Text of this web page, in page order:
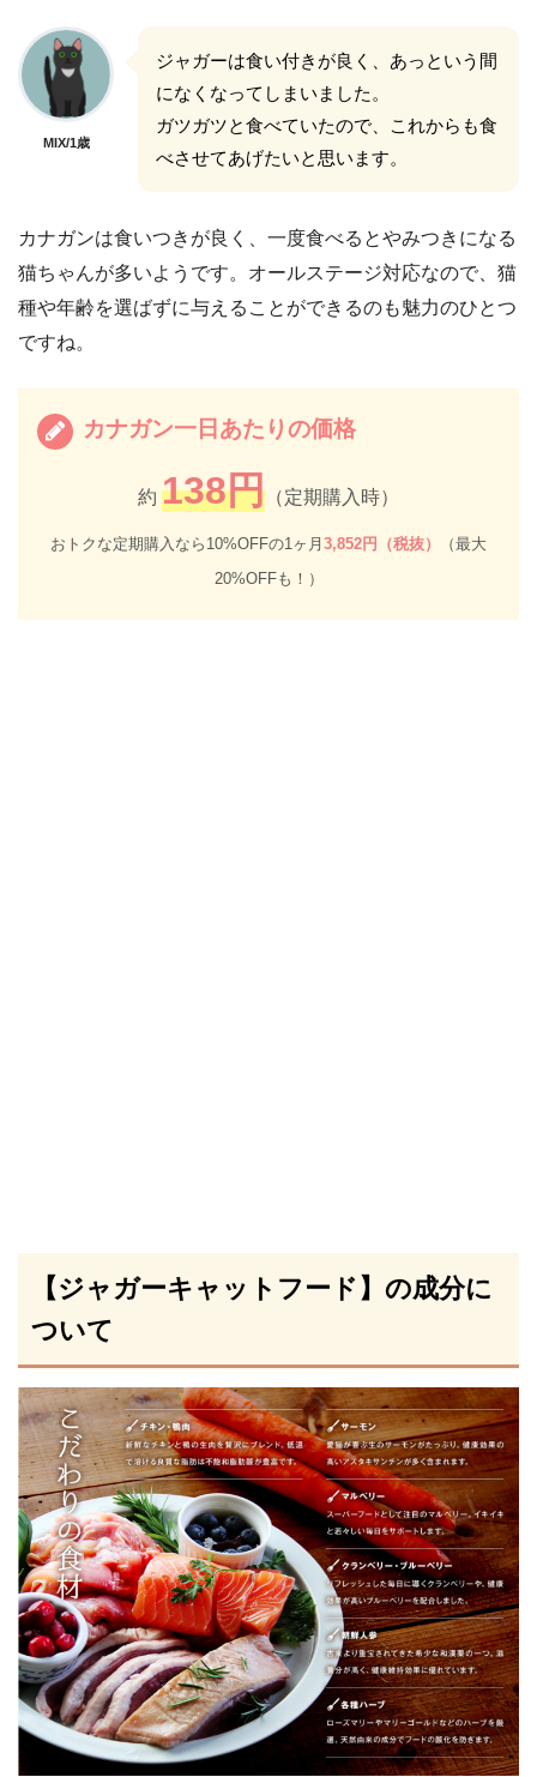
MIX/1歳
ジャガーは食い付きが良く、あっという間
になくなってしまいました。
ガツガツと食べていたので、これからも食
べさせてあげたいと思います。
カナガンは食いつきが良く、一度食べるとやみつきになる
猫ちゃんが多いようです。オールステージ対応なので、猫
種や年齢を選ばずに与えることができるのも魅力のひとつ
ですね。
カナガン一日あたりの価格
約 138円 （定期購入時）
おトクな定期購入なら10%OFFの1ヶ月 3,852円（税抜）
（最大
20%OFFも！）
【ジャガーキャットフード】の成分に
ついて